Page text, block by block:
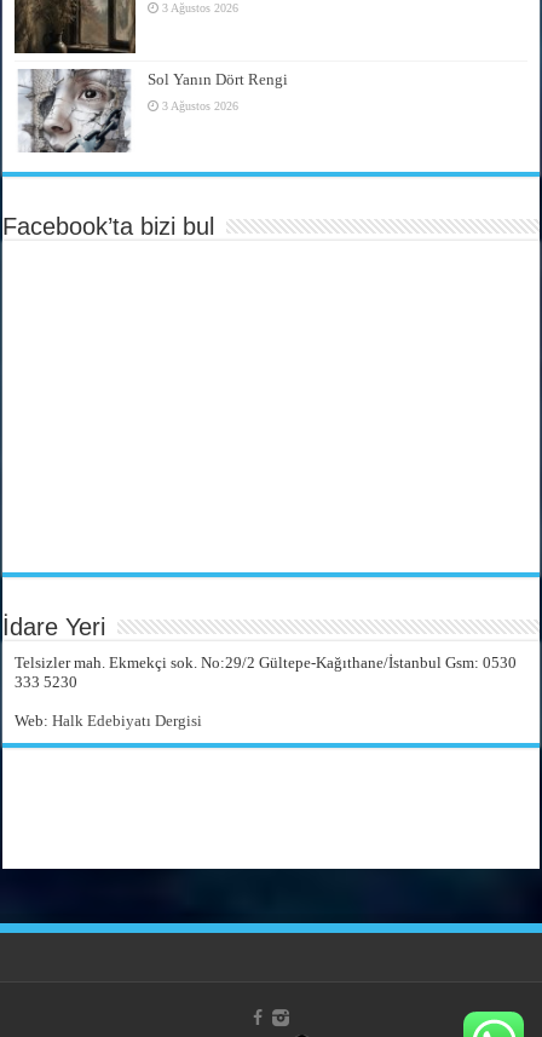
3 Ağustos 2026
Sol Yanın Dört Rengi
3 Ağustos 2026
Facebook’ta bizi bul
İdare Yeri
Telsizler mah. Ekmekçi sok. No:29/2 Gültepe-Kağıthane/İstanbul Gsm: 0530
333 5230
Web:Halk Edebiyatı Dergisi